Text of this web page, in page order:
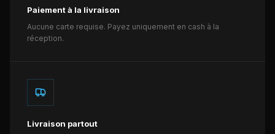
Paiement à la livraison
Aucune carte requise. Payez uniquement en cash à la
réception.
Livraison partout